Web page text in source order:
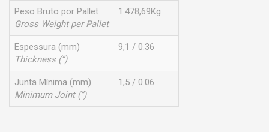
Peso Bruto por Pallet
Gross Weight per Pallet
1.478,69Kg
Espessura (mm)
Thickness (”)
9,1 / 0.36
Junta Mínima (mm)
Minimum Joint (”)
1,5 / 0.06